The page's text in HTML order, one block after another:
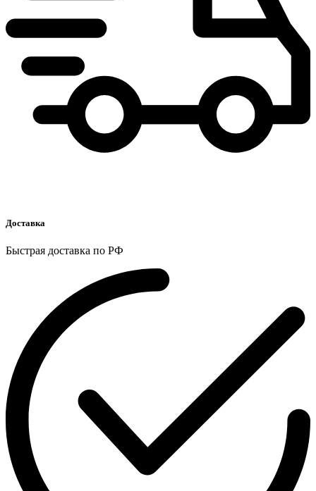
Доставка
Быстрая доставка по РФ